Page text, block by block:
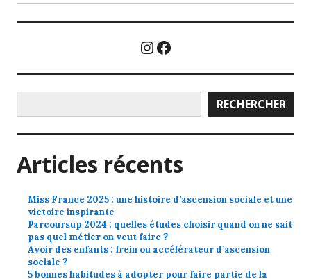
Instagram
Facebook
RECHERCHER
Articles récents
Miss France 2025 : une histoire d’ascension sociale et une
victoire inspirante
Parcoursup 2024 : quelles études choisir quand on ne sait
pas quel métier on veut faire ?
Avoir des enfants : frein ou accélérateur d’ascension
sociale ?
5 bonnes habitudes à adopter pour faire partie de la